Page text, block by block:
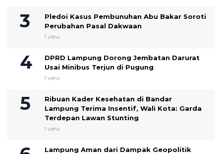
Pledoi Kasus Pembunuhan Abu Bakar Soroti
Perubahan Pasal Dakwaan
1 view
DPRD Lampung Dorong Jembatan Darurat
Usai Minibus Terjun di Pugung
1 view
Ribuan Kader Kesehatan di Bandar
Lampung Terima Insentif, Wali Kota: Garda
Terdepan Lawan Stunting
1 view
Lampung Aman dari Dampak Geopolitik